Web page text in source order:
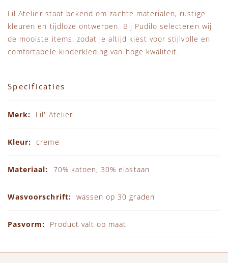
Lil Atelier staat bekend om zachte materialen, rustige
kleuren en tijdloze ontwerpen. Bij Pudilo selecteren wij
de mooiste items, zodat je altijd kiest voor stijlvolle en
comfortabele kinderkleding van hoge kwaliteit.
Specificaties
Lil' Atelier
creme
70% katoen, 30% elastaan
wassen op 30 graden
Product valt op maat